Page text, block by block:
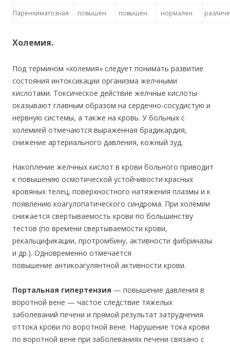
Паренхиматозная повышен повышен нормален
Холемия.
Под термином «холемия» следует понимать развитие
состояния интоксикации организма желчными
кислотами. Токсическое действие желчные кислоты
оказывают главным образом на сердечно-сосудистую и
нервную системы, а также на кровь. У больных с
холемией отмечаются выраженная брадикардия,
снижение артериального давления, кожный зуд.
Накопление желчных кислот в крови больного приводит
к повышению осмотической устойчивости красных
кровяных телец, поверхностного натяжения плазмы и к
появлению коагулопатического синдрома. При холемии
снижается свертываемость крови по большинству
тестов (по времени свертываемости крови,
рекальцификации, протромбину, активности фибриназы
и др.). Одновременно отмечается
повышение антикоагулянтной активности крови.
Портальная гипертензия — повышение давления в
воротной вене — частое следствие тяжелых
заболеваний печени и прямой результат затруднения
оттока крови по воротной вене. Нарушение тока крови
по воротной вене при заболеваниях печени связано с